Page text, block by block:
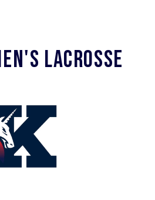
LACROSSE